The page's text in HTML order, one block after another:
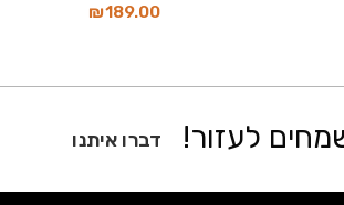
₪189.00
לעזור! דברו איתנו